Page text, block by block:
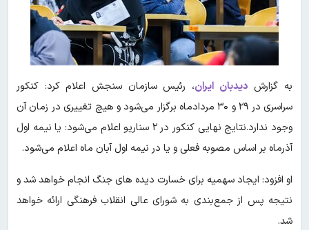
به گزارش دیدبان ایران، رئیس سازمان سنجش اعلام کرد: کنکور
سراسری در ۲۹ و ۳۰ مردادماه برگزار می‌شود و هیچ تغییری در زمان آن
وجود ندارد.نتایج نهایی کنکور در ٢ سناریو اعلام می‌شود: یا نیمه اول
آذرماه بر اساس مصوبه فعلی و یا در نیمه اول آبان ماه اعلام می‌شود.
او افزود: ایجاد سهمیه برای خسارت دیده های جنگ انجام خواهد شد و
نتیجه پس از جمع‌بندی به شورای عالی انقلاب فرهنگی ارائه خواهد
شد.